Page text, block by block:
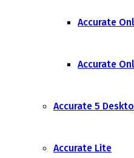
Accurate
Accurate
Accurate 5
Accurate Lite